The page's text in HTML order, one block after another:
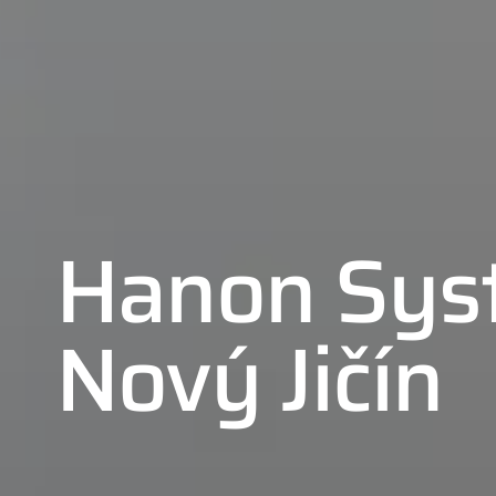
Hanon
Nový Jičín